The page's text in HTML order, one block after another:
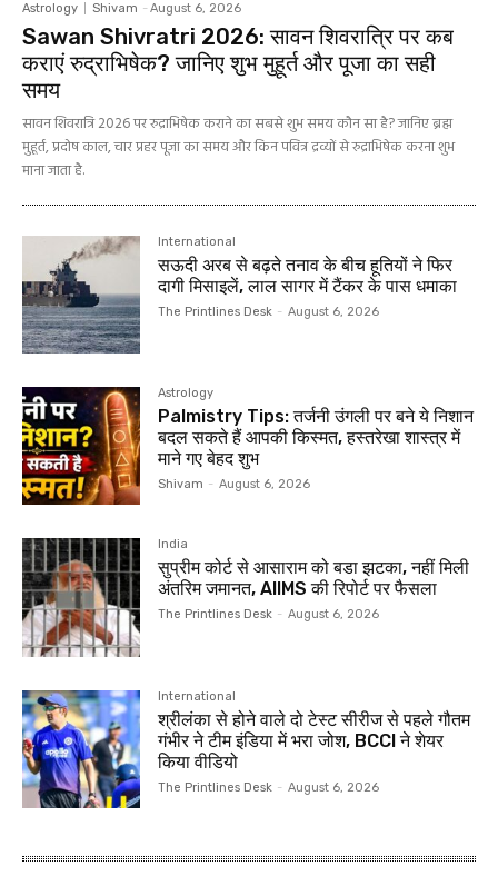
Astrology Shivam - August 6, 2026
Sawan Shivratri 2026: सावन शिवरात्रि पर कब
कराएं रुद्राभिषेक? जानिए शुभ मुहूर्त और पूजा का सही
समय
सावन शिवरात्रि 2026 पर रुद्राभिषेक कराने का सबसे शुभ समय कौन सा है? जानिए ब्रह्म
मुहूर्त, प्रदोष काल, चार प्रहर पूजा का समय और किन पवित्र द्रव्यों से रुद्राभिषेक करना शुभ
माना जाता है.
International
सऊदी अरब से बढ़ते तनाव के बीच हूतियों ने फिर
दागी मिसाइलें, लाल सागर में टैंकर के पास धमाका
The Printlines Desk - August 6, 2026
Astrology
Palmistry Tips: तर्जनी उंगली पर बने ये निशान
बदल सकते हैं आपकी किस्मत, हस्तरेखा शास्त्र में
माने गए बेहद शुभ
Shivam - August 6, 2026
India
सुप्रीम कोर्ट से आसाराम को बडा झटका, नहीं मिली
अंतरिम जमानत, AIIMS की रिपोर्ट पर फैसला
The Printlines Desk - August 6, 2026
International
श्रीलंका से होने वाले दो टेस्ट सीरीज से पहले गौतम
गंभीर ने टीम इंडिया में भरा जोश, BCCI ने शेयर
किया वीडियो
The Printlines Desk - August 6, 2026